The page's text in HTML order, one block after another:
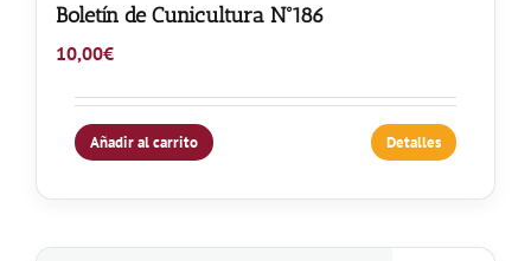
Boletín de Cunicultura Nº186
10,00€
Añadir al carrito Detalles